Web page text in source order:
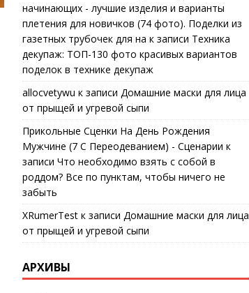
начинающих - лучшие изделия и варианты
плетения для новичков (74 фото). Поделки из
газетных трубочек для на к записи Техника
декупаж: ТОП-130 фото красивых вариантов
поделок в технике декупаж
allocvetywu к записи Домашние маски для лица
от прыщей и угревой сыпи
Прикольные Сценки На День Рождения
Мужчине (7 С Переодеванием) - Сценарии к
записи Что необходимо взять с собой в
роддом? Все по пунктам, чтобы ничего не
забыть
XRumerTestк записи Домашние маски для лица
от прыщей и угревой сыпи
АРХИВЫ